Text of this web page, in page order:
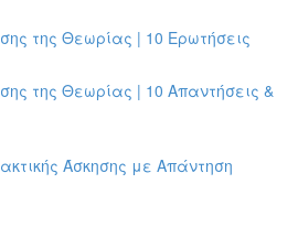
της Θεωρίας | 10 Ερωτήσεις
της Θεωρίας | 10 Απαντήσεις &
Άσκησης με Απάντηση